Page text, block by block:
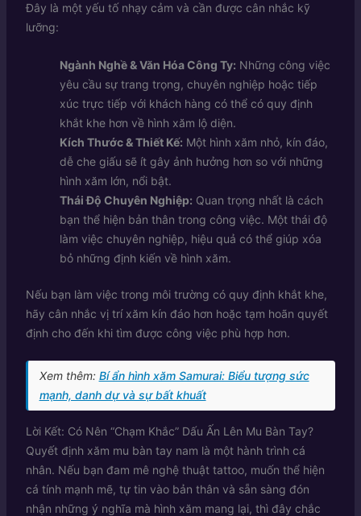
Đây là một yếu tố nhạy cảm và cần được cân nhắc kỹ
lưỡng:
Ngành Nghề & Văn Hóa Công Ty: Những công việc
yêu cầu sự trang trọng, chuyên nghiệp hoặc tiếp
xúc trực tiếp với khách hàng có thể có quy định
khắt khe hơn về hình xăm lộ diện.
Kích Thước & Thiết Kế: Một hình xăm nhỏ, kín đáo,
dễ che giấu sẽ ít gây ảnh hưởng hơn so với những
hình xăm lớn, nổi bật.
Thái Độ Chuyên Nghiệp: Quan trọng nhất là cách
bạn thể hiện bản thân trong công việc. Một thái độ
làm việc chuyên nghiệp, hiệu quả có thể giúp xóa
bỏ những định kiến về hình xăm.
Nếu bạn làm việc trong môi trường có quy định khắt khe,
hãy cân nhắc vị trí xăm kín đáo hơn hoặc tạm hoãn quyết
định cho đến khi tìm được công việc phù hợp hơn.
Xem thêm: Bí ẩn hình xăm Samurai: Biểu tượng sức
mạnh, danh dự và sự bất khuất
Lời Kết: Có Nên “Chạm Khắc” Dấu Ấn Lên Mu Bàn Tay?
Quyết định xăm mu bàn tay nam là một hành trình cá
nhân. Nếu bạn đam mê nghệ thuật tattoo, muốn thể hiện
cá tính mạnh mẽ, tự tin vào bản thân và sẵn sàng đón
nhận những ý nghĩa mà hình xăm mang lại, thì đây chắc